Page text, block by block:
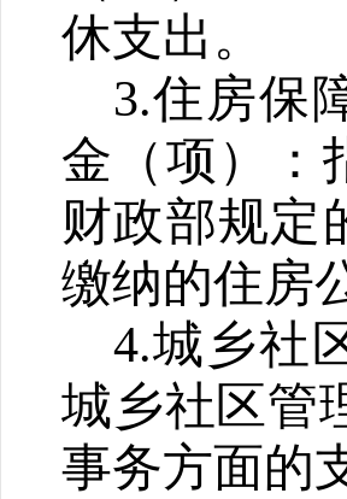
休支出。
3.住房保
金（项）：
财政部规定
缴纳的住房
4.城乡社
城乡社区管
事务方面的